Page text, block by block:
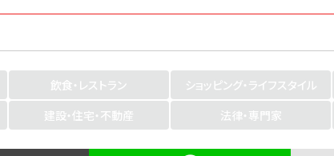
飲食・レストラン ショッピング・ライフスタイル
建設・住宅・不動産 法律・専門家